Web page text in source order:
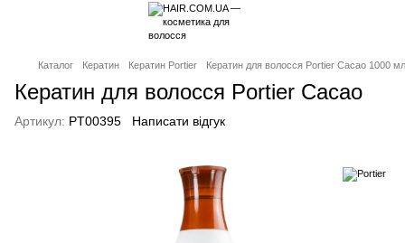
Каталог Кератин Кератин Portier Кератин для волосся Portier Cacao 1000 мл
Кератин для волосся Portier Cacao
Артикул: PT00395 Написати відгук